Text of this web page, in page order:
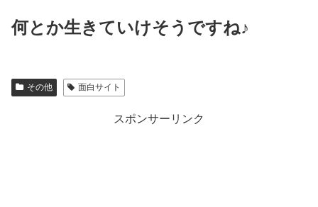
何とか生きていけそうですね♪
その他 面白サイト
スポンサーリンク